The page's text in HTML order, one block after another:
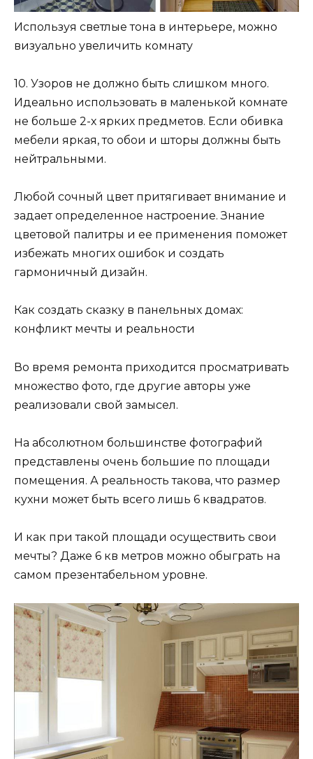
Используя светлые тона в интерьере, можно
визуально увеличить комнату
10. Узоров не должно быть слишком много.
Идеально использовать в маленькой комнате
не больше 2-х ярких предметов. Если обивка
мебели яркая, то обои и шторы должны быть
нейтральными.
Любой сочный цвет притягивает внимание и
задает определенное настроение. Знание
цветовой палитры и ее применения поможет
избежать многих ошибок и создать
гармоничный дизайн.
Как создать сказку в панельных домах:
конфликт мечты и реальности
Во время ремонта приходится просматривать
множество фото, где другие авторы уже
реализовали свой замысел.
На абсолютном большинстве фотографий
представлены очень большие по площади
помещения. А реальность такова, что размер
кухни может быть всего лишь 6 квадратов.
И как при такой площади осуществить свои
мечты? Даже 6 кв метров можно обыграть на
самом презентабельном уровне.